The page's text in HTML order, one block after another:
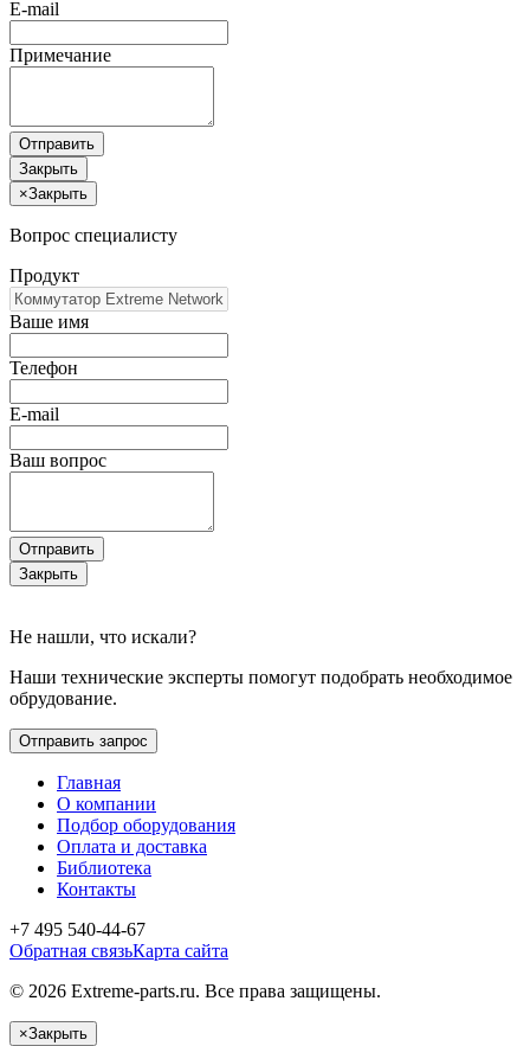
E-mail
Примечание
Отправить
Закрыть
×Закрыть
Вопрос специалисту
Продукт
Ваше имя
Телефон
E-mail
Ваш вопрос
Отправить
Закрыть
Не нашли, что искали?
Наши технические эксперты помогут подобрать необходимое
обрудование.
Отправить запрос
Главная
О компании
Подбор оборудования
Оплата и доставка
Библиотека
Контакты
+7 495 540-44-67
Обратная связьКарта сайта
© 2026 Extreme-parts.ru. Все права защищены.
×Закрыть